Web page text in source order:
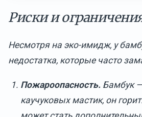
Риски и
Несмотря на эко-имидж, у
недостатка, которые часто
Пожароопасность. Бамбук
каучуковых мастик, он